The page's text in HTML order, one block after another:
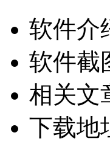
软件介
软件截
相关文
下载地